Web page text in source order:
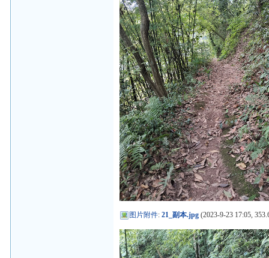
图片附件:21_副本.jpg (2023-9-23 17:05,